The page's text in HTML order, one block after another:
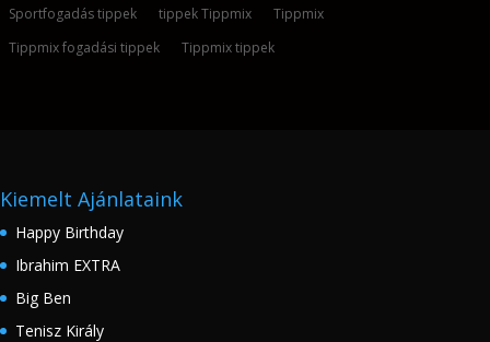
Sportfogadás tippek
tippek Tippmix
Tippmix
Tippmix fogadási tippek
Tippmix tippek
Kiemelt Ajánlataink
Happy Birthday
Ibrahim EXTRA
Big Ben
Tenisz Király